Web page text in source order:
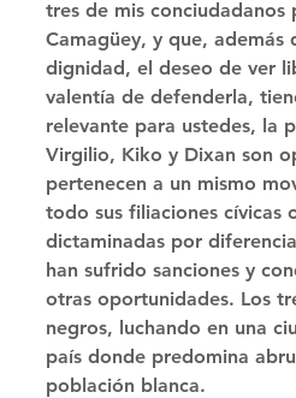
tres de mis conciudadanos
Camagüey, y que, además
dignidad, el deseo de ver
valentía de defenderla,
relevante para ustedes, la
Virgilio, Kiko y Dixan son
pertenecen a un mismo
todo sus filiaciones cívicas
dictaminadas por
han sufrido sanciones y
otras oportunidades. Los
negros, luchando en una
país donde predomina
población blanca.